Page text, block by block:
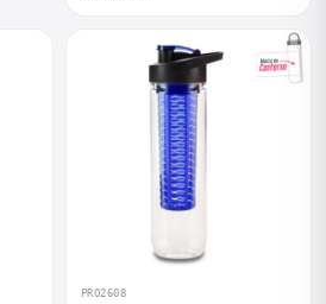
PRO2608